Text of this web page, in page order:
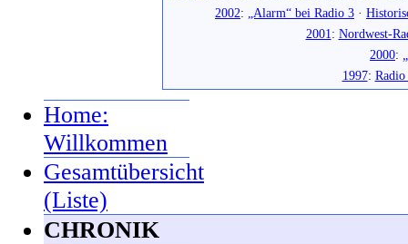
2002: „Alarm“ bei Radio 3 ·
2001: Nordwest-
2000:
1997:
Home:
Willkommen
Gesamtübersicht
(Liste)
CHRONIK